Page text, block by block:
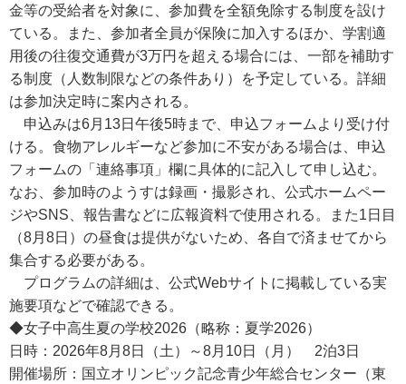
金等の受給者を対象に、参加費を全額免除する制度を設け
ている。また、参加者全員が保険に加入するほか、学割適
用後の往復交通費が3万円を超える場合には、一部を補助す
る制度（人数制限などの条件あり）を予定している。詳細
は参加決定時に案内される。
申込みは6月13日午後5時まで、申込フォームより受け付
ける。食物アレルギーなど参加に不安がある場合は、申込
フォームの「連絡事項」欄に具体的に記入して申し込む。
なお、参加時のようすは録画・撮影され、公式ホームペー
ジやSNS、報告書などに広報資料で使用される。また1日目
（8月8日）の昼食は提供がないため、各自で済ませてから
集合する必要がある。
プログラムの詳細は、公式Webサイトに掲載している実
施要項などで確認できる。
◆女子中高生夏の学校2026（略称：夏学2026）
日時：2026年8月8日（土）～8月10日（月） 2泊3日
開催場所：国立オリンピック記念青少年総合センター（東